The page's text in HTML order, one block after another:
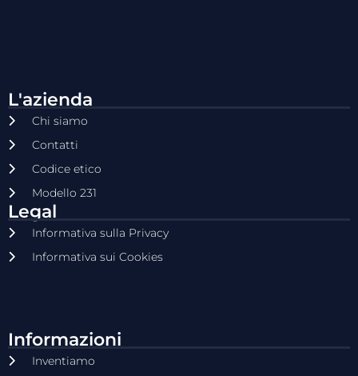
L'azienda
Chi siamo
Contatti
Codice etico
Modello 231
Legal
Informativa sulla Privacy
Informativa sui Cookies
Informazioni
Inventiamo